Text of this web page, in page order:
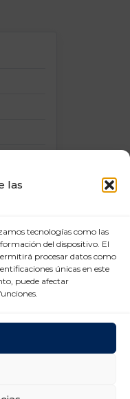
las
tecnologías como las
del dispositivo. El
procesar datos como
únicas en este
puede afectar